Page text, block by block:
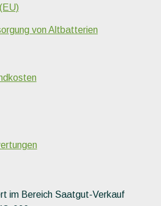
von Altbatterien
im Bereich Saatgut-Verkauf